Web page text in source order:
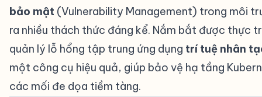
bảo mật (Vulnerability Management) trong môi
ra nhiều thách thức đáng kể. Nắm bắt được thực
quản lý lỗ hổng tập trung ứng dụng trí tuệ nhân
một công cụ hiệu quả, giúp bảo vệ hạ tầng
các mối đe dọa tiềm tàng.